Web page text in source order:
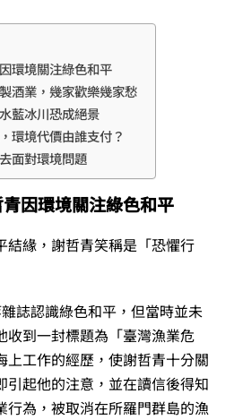
環境關注綠色和平
酒業，幾家歡樂幾家愁
藍冰川恐成絕景
環境代價由誰支付？
面對環境問題
因環境關注綠色和平
結緣，謝哲青笑稱是「恐懼行
誌認識綠色和平，但當時並未
收到一封標題為「臺灣漁業危
上工作的經歷，使謝哲青十分關
引起他的注意，並在讀信後得知
行為，被取消在所羅門群島的漁